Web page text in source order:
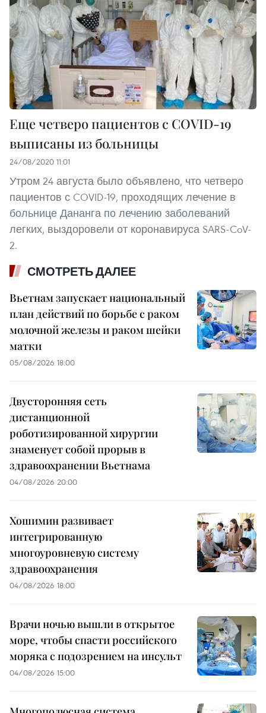
Еще четверо пациентов с COVID-19
выписаны из больницы
24/08/2020 11:01
Утром 24 августа было объявлено, что четверо
пациентов с COVID-19, проходящих лечение в
больнице Дананга по лечению заболеваний
легких, выздоровели от коронавируса SARS-CoV-
2.
СМОТРЕТЬ ДАЛЕЕ
Вьетнам запускает национальный
план действий по борьбе с раком
молочной железы и раком шейки
матки
05/08/2026 18:00
Двусторонняя сеть
дистанционной
роботизированной хирургии
знаменует собой прорыв в
здравоохранении Вьетнама
04/08/2026 20:00
Хошимин развивает
интегрированную
многоуровневую систему
здравоохранения
04/08/2026 18:00
Врачи ночью вышли в открытое
море, чтобы спасти российского
моряка с подозрением на инсульт
04/08/2026 15:00